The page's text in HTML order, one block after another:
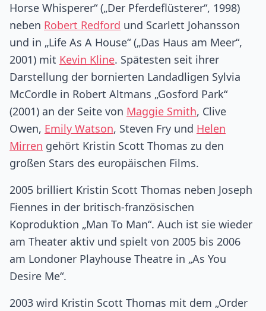
Horse Whisperer“ („Der Pferdeflüsterer“, 1998)
neben Robert Redford und Scarlett Johansson
und in „Life As A House“ („Das Haus am Meer“,
2001) mit Kevin Kline. Spätesten seit ihrer
Darstellung der bornierten Landadligen Sylvia
McCordle in Robert Altmans „Gosford Park“
(2001) an der Seite von Maggie Smith, Clive
Owen, Emily Watson, Steven Fry und Helen
Mirren gehört Kristin Scott Thomas zu den
großen Stars des europäischen Films.
2005 brilliert Kristin Scott Thomas neben Joseph
Fiennes in der britisch-französischen
Koproduktion „Man To Man“. Auch ist sie wieder
am Theater aktiv und spielt von 2005 bis 2006
am Londoner Playhouse Theatre in „As You
Desire Me“.
2003 wird Kristin Scott Thomas mit dem „Order